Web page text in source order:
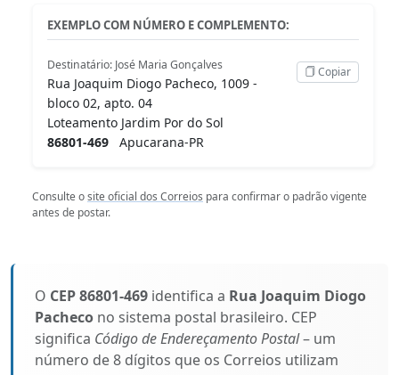
EXEMPLO COM NÚMERO E COMPLEMENTO:
Destinatário: José Maria Gonçalves
Rua Joaquim Diogo Pacheco, 1009 -
bloco 02, apto. 04
Loteamento Jardim Por do Sol
86801-469 Apucarana-PR
Copiar
Consulte osite oficial dos Correios para confirmar o padrão vigente
antes de postar.
O CEP 86801-469 identifica a Rua Joaquim Diogo
Pacheco no sistema postal brasileiro. CEP
significa Código de Endereçamento Postal– um
número de 8 dígitos que os Correios utilizam